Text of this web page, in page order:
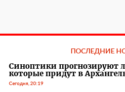
ПОСЛЕДНИЕ
Синоптики прогнозируют
которые придут в
Сегодня, 20:19